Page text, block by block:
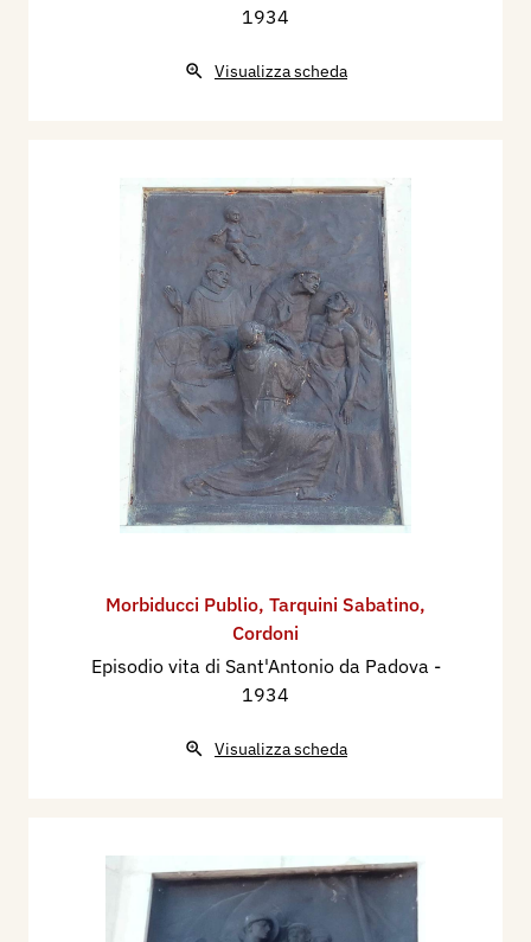
1934
Visualizza scheda
Morbiducci Publio, Tarquini Sabatino,
Cordoni
Episodio vita di Sant'Antonio da Padova -
1934
Visualizza scheda